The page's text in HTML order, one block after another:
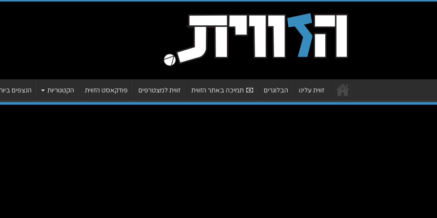
זווית עלינו הבלוגרים תמיכה באתר הזווית זווית למצטרפים פודקאסט הזווית הקטגוריות הנצפים